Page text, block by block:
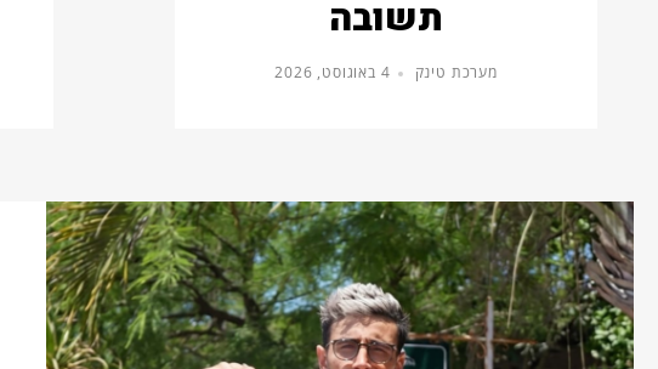
תשובה
מערכת טינק 4 באוגוסט, 2026